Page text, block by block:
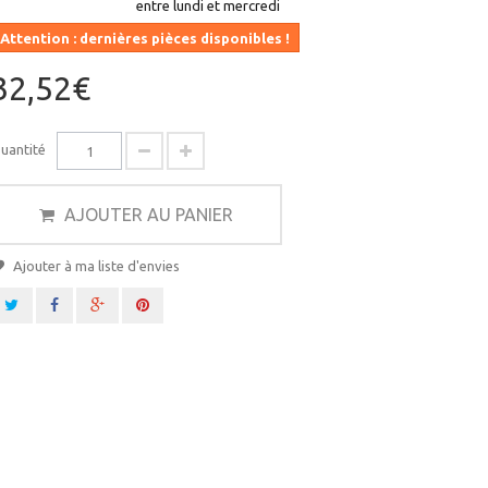
entre lundi et mercredi
Attention : dernières pièces disponibles !
AJOUTER AU PANIER
Ajouter à ma liste d'envies